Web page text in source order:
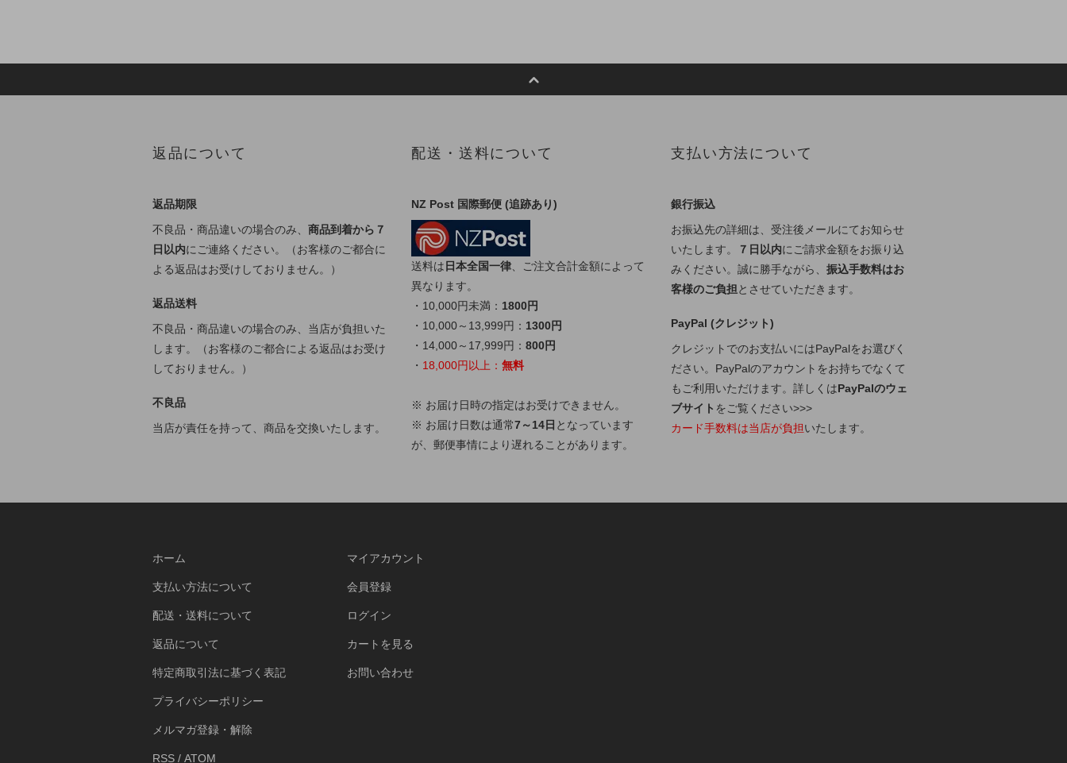
返品について
返品期限
不良品・商品違いの場合のみ、 商品到着から７
日以内にご連絡ください。（お客様のご都合に
よる返品はお受けしておりません。）
返品送料
不良品・商品違いの場合のみ、当店が負担いた
します。（お客様のご都合による返品はお受け
しておりません。）
不良品
当店が責任を持って、商品を交換いたします。
配送・送料について
NZ Post 国際郵便 (追跡あり)
送料は 日本全国一律 、ご注文合計金額によって
異なります。
・10,000円未満： 1800円
・10,000～13,999円： 1300円
・14,000～17,999円：800円
・ 18,000円以上：無料
※ お届け日時の指定はお受けできません。
※ お届け日数は通常7～14日 となっています
が、郵便事情により遅れることがあります。
支払い方法について
銀行振込
お振込先の詳細は、受注後メールにてお知らせ
いたします。
７日以内にご請求金額をお振り込
みください。誠に勝手ながら、振込手数料はお
客様のご負担とさせていただきます。
PayPal (クレジット)
クレジットでのお支払いにはPayPalをお選びく
ださい。PayPalのアカウントをお持ちでなくて
もご利用いただけます。詳しくはPayPalのウェ
ブサイト をご覧ください>>>
カード手数料は当店が負担いたします。
ホーム
支払い方法について
配送・送料について
返品について
特定商取引法に基づく表記
プライバシーポリシー
メルマガ登録・解除
RSS/ ATOM
マイアカウント
会員登録
ログイン
カートを見る
お問い合わせ